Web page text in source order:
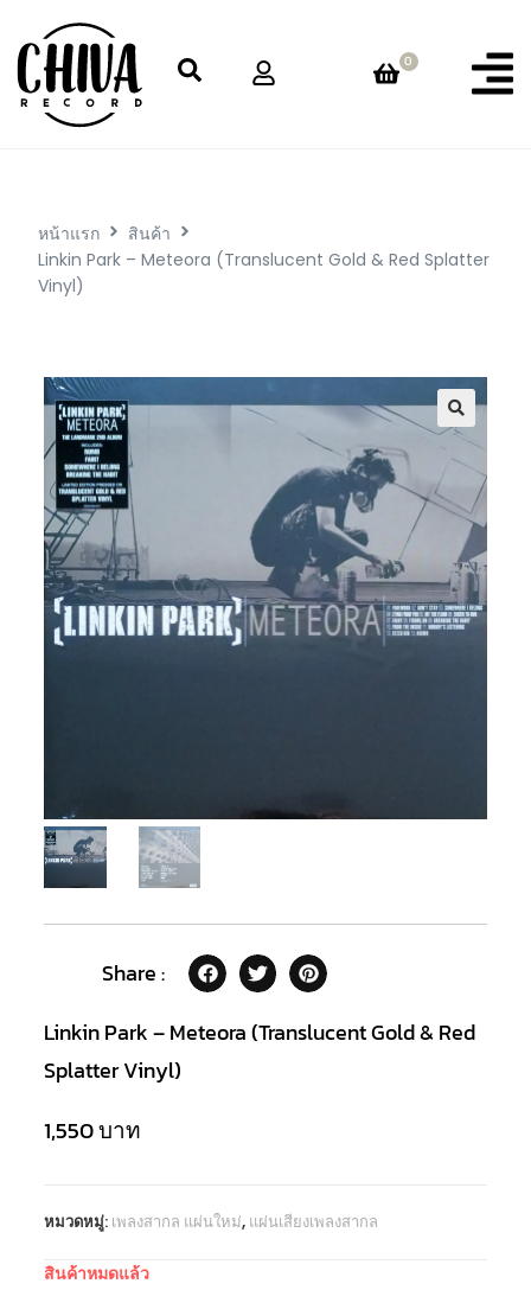
0
หน้าแรก
สินค้า
Linkin Park – Meteora (Translucent Gold & Red Splatter
Vinyl)
Share :
Linkin Park – Meteora (Translucent Gold & Red
Splatter Vinyl)
1,550บาท
หมวดหมู่: เพลงสากล แผ่นใหม่, แผ่นเสียงเพลงสากล
สินค้าหมดแล้ว